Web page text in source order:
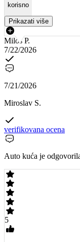
korisno
Prikazati više
Miloš P.
7/22/2026
7/21/2026
Miroslav S.
verifikovana ocena
Auto kuća je
5